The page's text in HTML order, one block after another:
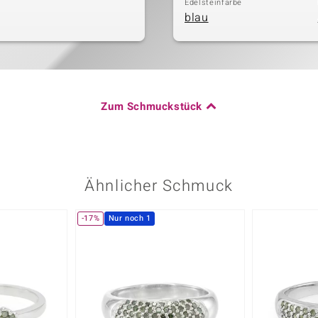
blau
Zum Schmuckstück
Ähnlicher Schmuck
-17% Nur noch 1